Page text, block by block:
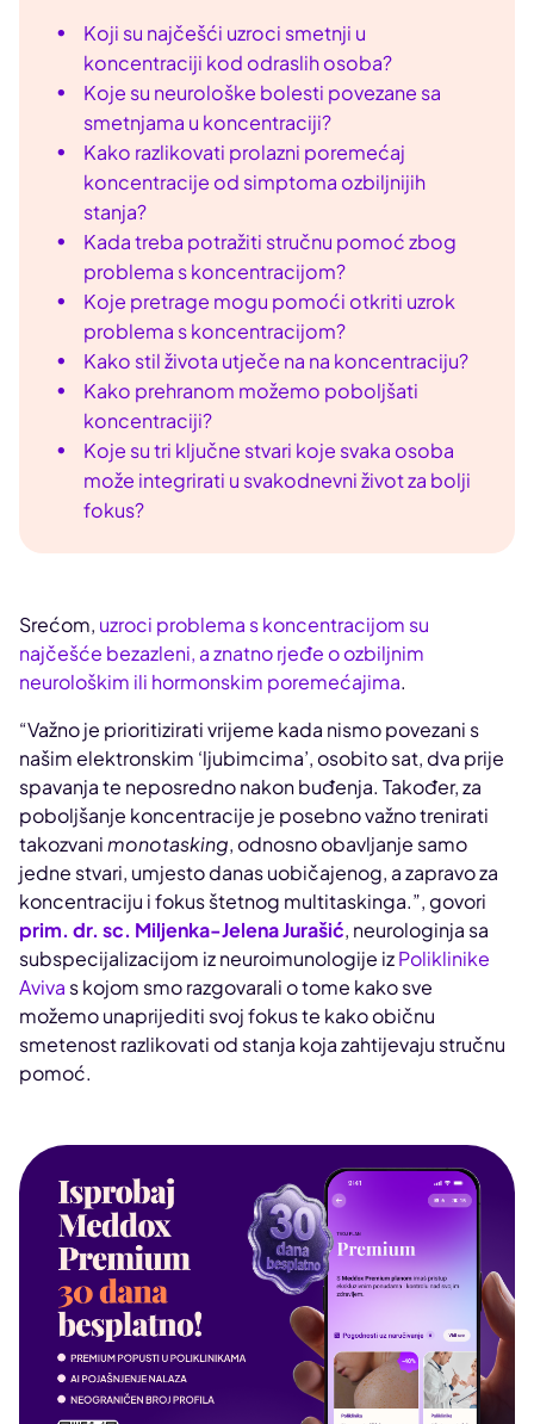
Koji su najčešći uzroci smetnji u
koncentraciji kod odraslih osoba?
Koje su neurološke bolesti povezane sa
smetnjama u koncentraciji?
Kako razlikovati prolazni poremećaj
koncentracije od simptoma ozbiljnijih
stanja?
Kada treba potražiti stručnu pomoć zbog
problema s koncentracijom?
Koje pretrage mogu pomoći otkriti uzrok
problema s koncentracijom?
Kako stil života utječe na na koncentraciju?
Kako prehranom možemo poboljšati
koncentraciji?
Koje su tri ključne stvari koje svaka osoba
može integrirati u svakodnevni život za bolji
fokus?
Srećom, uzroci problema s koncentracijom su
najčešće bezazleni, a znatno rjeđe o ozbiljnim
neurološkim ili hormonskim poremećajima.
“Važno je prioritizirati vrijeme kada nismo povezani s
našim elektronskim ‘ljubimcima’, osobito sat, dva prije
spavanja te neposredno nakon buđenja. Također, za
poboljšanje koncentracije je posebno važno trenirati
takozvanimonotasking, odnosno obavljanje samo
jedne stvari, umjesto danas uobičajenog, a zapravo za
koncentraciju i fokus štetnog multitaskinga.”, govori
prim. dr. sc. Miljenka-Jelena Jurašić, neurologinja sa
subspecijalizacijom iz neuroimunologije izPoliklinike
Aviva s kojom smo razgovarali o tome kako sve
možemo unaprijediti svoj fokus te kako običnu
smetenost razlikovati od stanja koja zahtijevaju stručnu
pomoć.